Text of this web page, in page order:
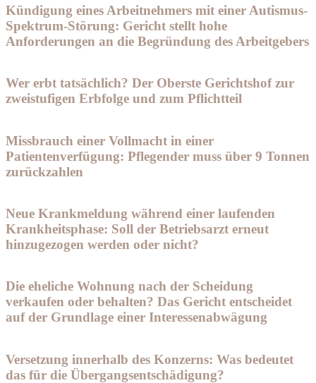
Kündigung eines Arbeitnehmers mit einer Autismus-
Spektrum-Störung: Gericht stellt hohe
Anforderungen an die Begründung des Arbeitgebers
Wer erbt tatsächlich? Der Oberste Gerichtshof zur
zweistufigen Erbfolge und zum Pflichtteil
Missbrauch einer Vollmacht in einer
Patientenverfügung: Pflegender muss über 9 Tonnen
zurückzahlen
Neue Krankmeldung während einer laufenden
Krankheitsphase: Soll der Betriebsarzt erneut
hinzugezogen werden oder nicht?
Die eheliche Wohnung nach der Scheidung
verkaufen oder behalten? Das Gericht entscheidet
auf der Grundlage einer Interessenabwägung
Versetzung innerhalb des Konzerns: Was bedeutet
das für die Übergangsentschädigung?